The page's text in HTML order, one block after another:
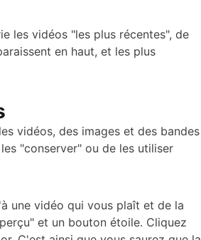
les vidéos "les plus récentes", de
en haut, et les plus
vidéos, des images et des bandes
"conserver" ou de les utiliser
une vidéo qui vous plaît et de la
et un bouton étoile. Cliquez